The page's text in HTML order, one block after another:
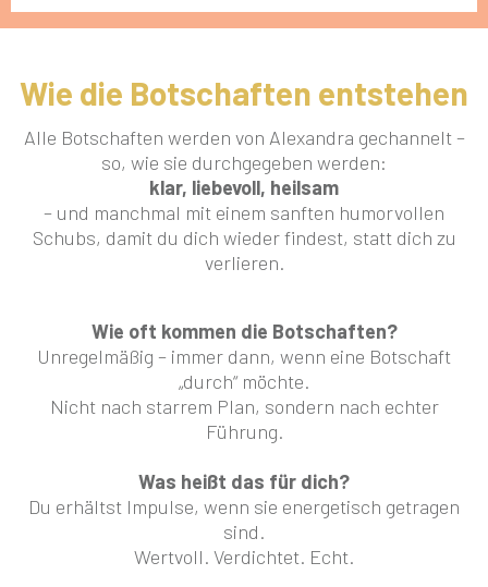
Wie die Botschaften entstehen
Alle Botschaften werden von Alexandra gechannelt –
so, wie sie durchgegeben werden:
klar, liebevoll, heilsam
– und manchmal mit einem sanften humorvollen
Schubs, damit du dich wieder findest, statt dich zu
verlieren.
Wie oft kommen die Botschaften?
Unregelmäßig – immer dann, wenn eine Botschaft
„durch“ möchte.
Nicht nach starrem Plan, sondern nach echter
Führung.
Was heißt das für dich?
Du erhältst Impulse, wenn sie energetisch getragen
sind.
Wertvoll. Verdichtet. Echt.